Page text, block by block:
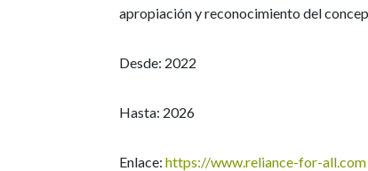
apropiación y reconocimiento del
Desde: 2022
Hasta: 2026
Enlace:https://www.reliance-for-all.com